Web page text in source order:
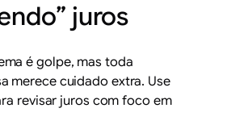
juros
é golpe, mas toda
merece cuidado extra. Use
revisar juros com foco em